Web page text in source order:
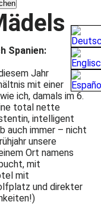
Spanien:
Jahr
mit einer
ich, damals im 6.
total nette
intelligent
auch immer – nicht
unsere
Ort namens
mit
mit
und direkter